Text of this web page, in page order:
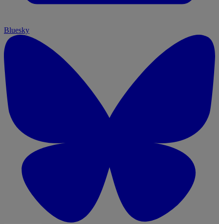
Bluesky